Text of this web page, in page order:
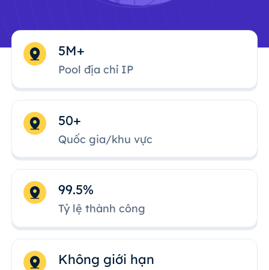
5M+
Pool địa chỉ IP
50+
Quốc gia/khu vực
99.5%
Tỷ lệ thành công
Không giới hạn